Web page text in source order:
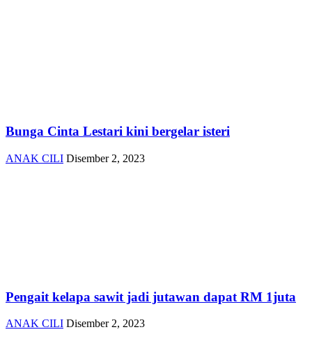
Bunga Cinta Lestari kini bergelar isteri
ANAK CILI Disember 2, 2023
Pengait kelapa sawit jadi jutawan dapat RM 1juta
ANAK CILI Disember 2, 2023